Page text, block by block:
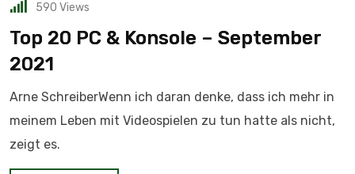
590 Views
Top 20 PC & Konsole – September
2021
Arne SchreiberWenn ich daran denke, dass ich mehr in
meinem Leben mit Videospielen zu tun hatte als nicht,
zeigt es.